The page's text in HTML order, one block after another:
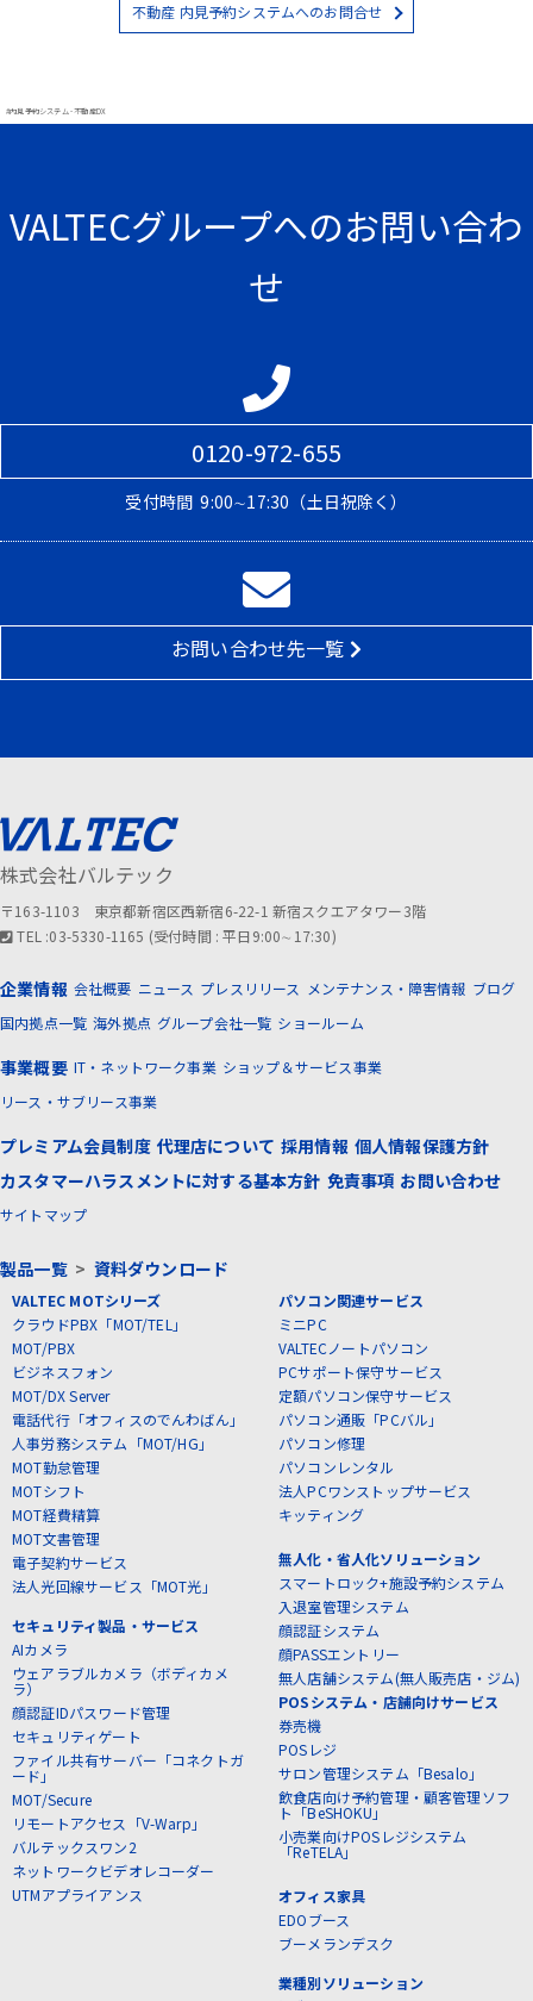
不動産 内見予約システムへのお問合せ
#内見予約システム - 不動産DX
VALTECグループへのお問い合わ
せ
0120-972-655
受付時間 9:00∼17:30（土日祝除く）
お問い合わせ先一覧
株式会社バルテック
〒163-1103 東京都新宿区西新宿6-22-1 新宿スクエアタワー3階
TEL :03-5330-1165 (受付時間 : 平日9:00∼17:30)
企業情報 会社概要 ニュース プレスリリース メンテナンス・障害情報 ブログ
国内拠点一覧 海外拠点 グループ会社一覧 ショールーム
事業概要 IT・ネットワーク事業 ショップ＆サービス事業
リース・サブリース事業
プレミアム会員制度 代理店について 採用情報 個人情報保護方針
カスタマーハラスメントに対する基本方針 免責事項 お問い合わせ
サイトマップ
製品一覧> 資料ダウンロード
VALTEC MOTシリーズ
クラウドPBX「MOT/TEL」
MOT/PBX
ビジネスフォン
MOT/DX Server
電話代行「オフィスのでんわばん」
人事労務システム「MOT/HG」
MOT勤怠管理
MOTシフト
MOT経費精算
MOT文書管理
電子契約サービス
法人光回線サービス「MOT光」
セキュリティ製品・サービス
AIカメラ
ウェアラブルカメラ（ボディカメ
ラ）
顔認証IDパスワード管理
セキュリティゲート
ファイル共有サーバー「コネクトガ
ード」
MOT/Secure
リモートアクセス「V-Warp」
バルテックスワン2
ネットワークビデオレコーダー
UTMアプライアンス
パソコン関連サービス
ミニPC
VALTECノートパソコン
PCサポート保守サービス
定額パソコン保守サービス
パソコン通販「PCバル」
パソコン修理
パソコンレンタル
法人PCワンストップサービス
キッティング
無人化・省人化ソリューション
スマートロック+施設予約システム
入退室管理システム
顔認証システム
顔PASSエントリー
無人店舗システム(無人販売店・ジム)
POSシステム・店舗向けサービス
券売機
POSレジ
サロン管理システム「Besalo」
飲食店向け予約管理・顧客管理ソフ
ト「BeSHOKU」
小売業向けPOSレジシステム
「ReTELA」
オフィス家具
EDOブース
ブーメランデスク
業種別ソリューション